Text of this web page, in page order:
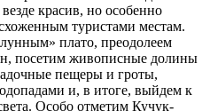
красив, но особенно
туристами местам.
плато, преодолеем
посетим живописные долины
пещеры и гроты,
и, в итоге, выйдем к
Особо отметим Кучук-